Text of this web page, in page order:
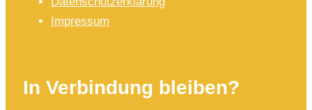
Impressum
In Verbindung bleiben?